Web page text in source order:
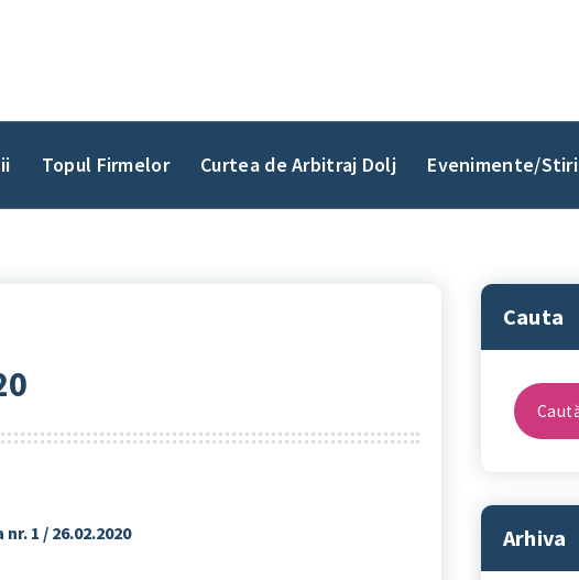
Topul Firmelor Curtea de Arbitraj Dolj Evenimente/Stiri
1 / 26.02.2020
Cauta
Caută
după:
Arhiva